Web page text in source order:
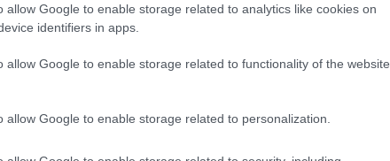
allow Google to enable storage related to analytics like cookies on
identifiers in apps.
allow Google to enable storage related to functionality of the website
allow Google to enable storage related to personalization.
ciudad.
dejar de pensar en la maravillosa Piazza